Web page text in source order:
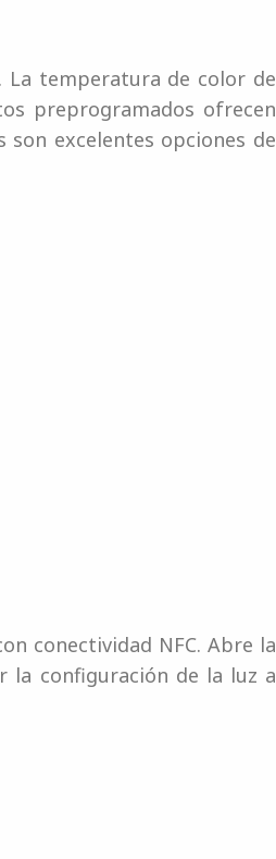
La temperatura de color de
preprogramados ofrecen
son excelentes opciones de
conectividad NFC. Abre la
la configuración de la luz a